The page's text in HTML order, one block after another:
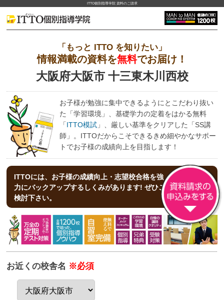
ITTO個別指導学院 資料のご請求
「もっと ITTO を知りたい」
情報満載の資料を無料でお届け！
大阪府大阪市 十三東木川西校
お子様が勉強に集中できるようにとこだわり抜い
た「学習環境」、基礎学力の定着をはかる無料
「ITTO模試」、厳しい基準をクリアした「SS講
師」。ITTOだからこそできるきめ細やかなサポー
トでお子様の成績向上を目指します！
ITTOには、お子様の成績向上・志望校合格を強
力にバックアップする しくみがあります! ぜひご
検討下さい。
お近くの校舎名 ※必須